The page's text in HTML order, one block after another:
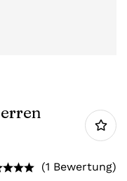
(1 Bewertung)